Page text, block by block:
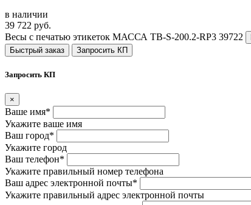
в наличии
39 722 руб.
Весы с печатью этикеток МАССА TB-S-200.2-RP3 39722
Быстрый заказ
Запросить КП
Запросить КП
×
Ваше имя*
Укажите ваше имя
Ваш город*
Укажите город
Ваш телефон*
Укажите правильный номер телефона
Ваш адрес электронной почты*
Укажите правильный адрес электронной почты